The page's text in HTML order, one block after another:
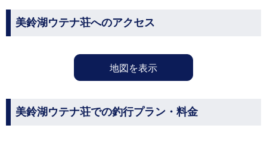
美鈴湖ウテナ荘へのアクセス
地図を表示
美鈴湖ウテナ荘での釣行プラン・料金